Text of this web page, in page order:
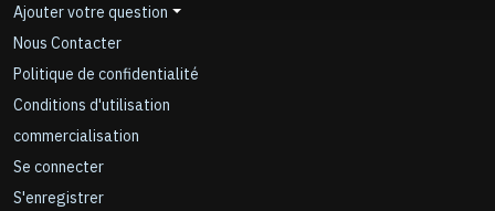
Ajouter votre question
Nous Contacter
Politique de confidentialité
Conditions d'utilisation
commercialisation
Se connecter
S'enregistrer